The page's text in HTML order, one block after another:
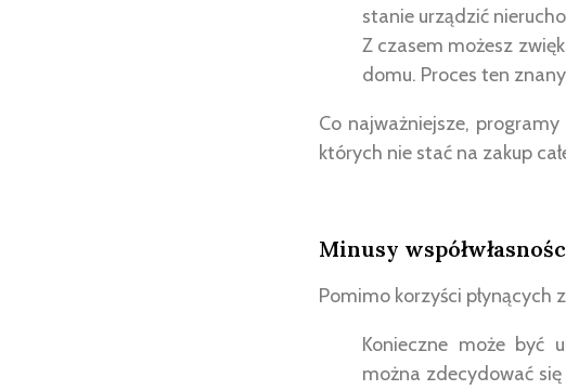
stanie urządzić
Z czasem możesz
domu. Proces ten
Co najważniejsze,
których nie stać na zakup
Minusy
Pomimo korzyści płynących
Konieczne może być
można zdecydować